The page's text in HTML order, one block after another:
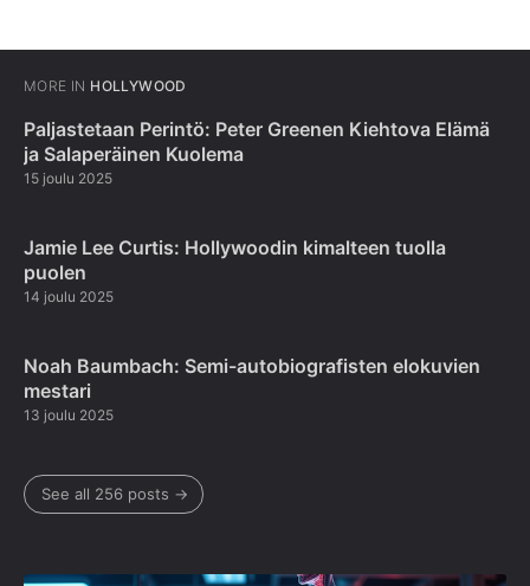
MORE IN HOLLYWOOD
Paljastetaan Perintö: Peter Greenen Kiehtova Elämä
ja Salaperäinen Kuolema
15 joulu 2025
Jamie Lee Curtis: Hollywoodin kimalteen tuolla
puolen
14 joulu 2025
Noah Baumbach: Semi-autobiografisten elokuvien
mestari
13 joulu 2025
See all 256 posts →